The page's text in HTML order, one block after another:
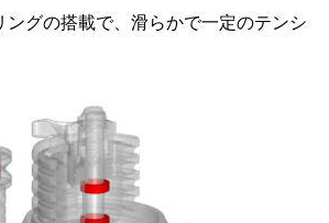
ングの搭載で、滑らかで一定のテンシ